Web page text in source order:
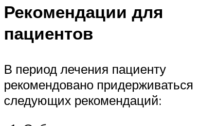
Рекомендации для
пациентов
В период лечения пациенту
рекомендовано придерживаться
следующих рекомендаций: